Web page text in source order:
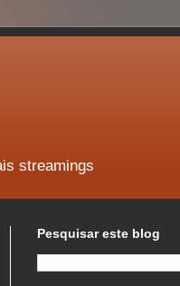
streamings
Pesquisar este blog